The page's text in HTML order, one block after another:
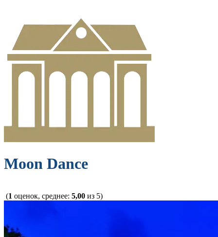
Moon Dance
(1 оценок, среднее: 5,00 из 5)